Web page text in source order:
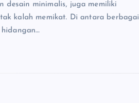
desain minimalis, juga memiliki
kalah memikat. Di antara berbagai